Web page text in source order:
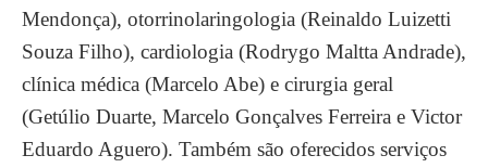
Mendonça), otorrinolaringologia (Reinaldo Luizetti
Souza Filho), cardiologia (Rodrygo Maltta Andrade),
clínica médica (Marcelo Abe) e cirurgia geral
(Getúlio Duarte, Marcelo Gonçalves Ferreira e Victor
Eduardo Aguero). Também são oferecidos serviços